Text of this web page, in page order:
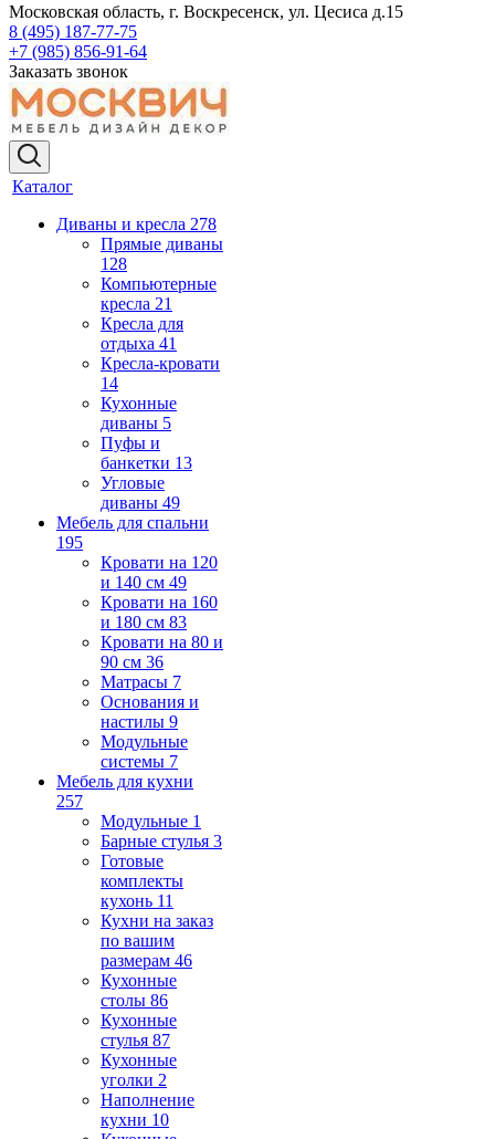
Московская область, г. Воскресенск, ул. Цесиса д.15
8 (495) 187-77-75
+7 (985) 856-91-64
Заказать звонок
Каталог
Диваны и кресла 278
Прямые диваны
128
Компьютерные
кресла 21
Кресла для
отдыха 41
Кресла-кровати
14
Кухонные
диваны 5
Пуфы и
банкетки 13
Угловые
диваны 49
Мебель для спальни
195
Кровати на 120
и 140 см 49
Кровати на 160
и 180 см 83
Кровати на 80 и
90 см 36
Матрасы 7
Основания и
настилы 9
Модульные
системы 7
Мебель для кухни
257
Модульные 1
Барные стулья 3
Готовые
комплекты
кухонь 11
Кухни на заказ
по вашим
размерам 46
Кухонные
столы 86
Кухонные
стулья 87
Кухонные
уголки 2
Наполнение
кухни 10